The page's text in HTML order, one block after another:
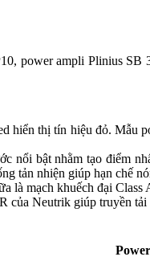
power ampli Plinius
hiển thị tín hiệu đỏ. Mẫu
nổi bật nhằm tạo điểm
tản nhiện giúp hạn chế
là mạch khuếch đại Class
Neutrik giúp truyền